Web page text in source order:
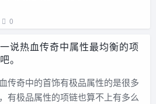
0
说热血传奇中属性最均衡的项
。
传奇中的首饰有极品属性的是很多
有极品属性的项链也算不上有多么